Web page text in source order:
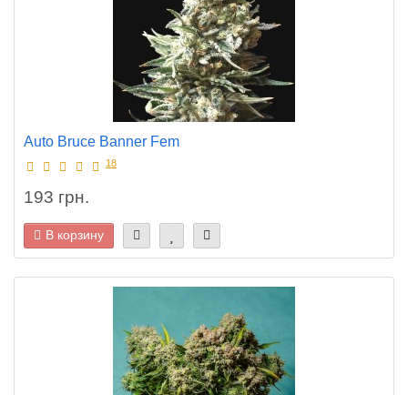
Auto Bruce Banner Fem
18
193 грн.
В корзину